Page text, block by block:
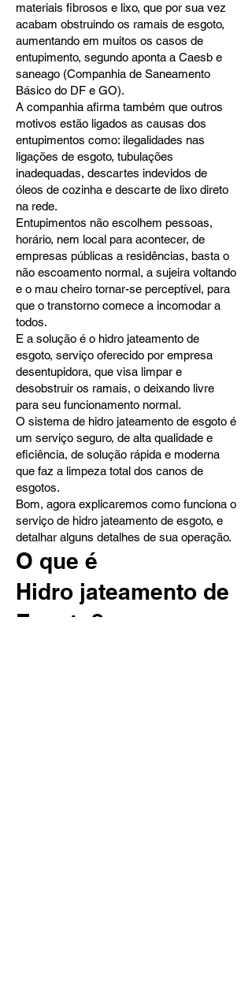
materiais fibrosos e lixo, que por sua vez
acabam obstruindo os ramais de esgoto,
aumentando em muitos os casos de
entupimento, segundo aponta a Caesb e
saneago (Companhia de Saneamento
Básico do DF e GO).
A companhia afirma também que outros
motivos estão ligados as causas dos
entupimentos como: ilegalidades nas
ligações de esgoto, tubulações
inadequadas, descartes indevidos de
óleos de cozinha e descarte de lixo direto
na rede.
Entupimentos não escolhem pessoas,
horário, nem local para acontecer, de
empresas públicas a residências, basta o
não escoamento normal, a sujeira voltando
e o mau cheiro tornar-se perceptível, para
que o transtorno comece a incomodar a
todos.
E a solução é o hidro jateamento de
esgoto, serviço oferecido por empresa
desentupidora, que visa limpar e
desobstruir os ramais, o deixando livre
para seu funcionamento normal.
O sistema de hidro jateamento de esgoto é
um serviço seguro, de alta qualidade e
eficiência, de solução rápida e moderna
que faz a limpeza total dos canos de
esgotos.
Bom, agora explicaremos como funciona o
serviço de hidro jateamento de esgoto, e
detalhar alguns detalhes de sua operação.
O que é
Hidro jateamento de
Esgoto?